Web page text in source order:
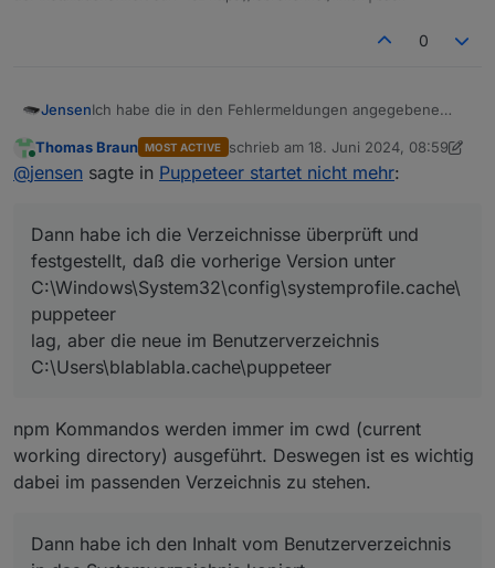
0
JensenIch habe die in den Fehlermeldungen angegebene
npx puppeteer browsers install chrome
Dann habe ich die Verzeichnisse überprüft und
peteer
lag, aber die neue im Benutzerverzeichnis
C:\Users\blablabla.cache\puppeteer
Dann habe ich den Inhalt vom Benutzerverzeichnis in
das Systemverzeichnis kopiert,
und seitdem läuft wieder alles.
Vielleicht hätte eine Neuinstallation des Adapters auch
zu diesem Ergebnis geführt, aber ich bin erst mal froh,
benutze.
Online
Thomas Braun MOST ACTIVE schrieb am 18. Juni 2024, 08:59
zuletzt editiert von Thomas Braun
@jensen sagte in Puppeteer startet nicht mehr:
Dann habe ich die Verzeichnisse überprüft und
festgestellt, daß die vorherige Version unter
C:\Windows\System32\config\systemprofile.cache\
puppeteer
lag, aber die neue im Benutzerverzeichnis
C:\Users\blablabla.cache\puppeteer
npm Kommandos werden immer im cwd (current
working directory) ausgeführt. Deswegen ist es wichtig
dabei im passenden Verzeichnis zu stehen.
Dann habe ich den Inhalt vom Benutzerverzeichnis